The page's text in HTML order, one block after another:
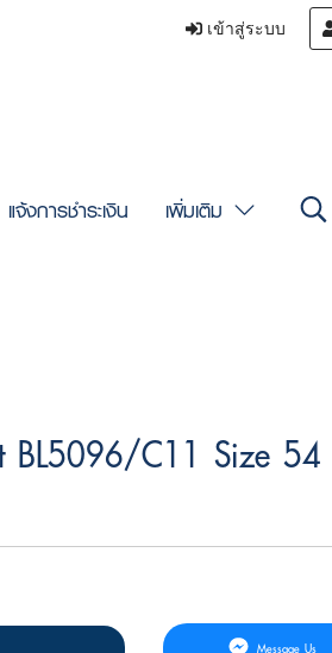
เข้าสู่ระบบ
แจ้งการชำระเงิน เพิ่มเติม
BL5096/C11 Size 54